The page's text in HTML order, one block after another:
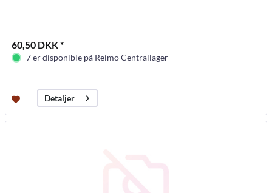
60,50 DKK *
7 er disponible på Reimo Centrallager
Detaljer